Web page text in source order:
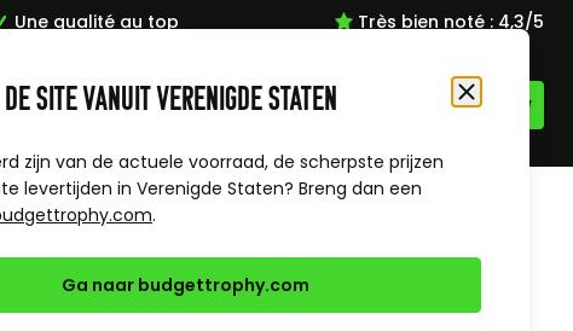
Une qualité au top Très bien noté : 4,3/5
Langue
FR
Les Sports
de site vanuit Verenigde Staten
zijn van de actuele voorraad, de scherpste prijzen
levertijden in Verenigde Staten? Breng dan een
.
Ga naar budgettrophy.com